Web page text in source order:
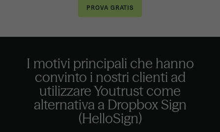
I motivi principali che hanno
convinto i nostri clienti ad
utilizzare Youtrust come
alternativa a Dropbox Sign
(HelloSign)